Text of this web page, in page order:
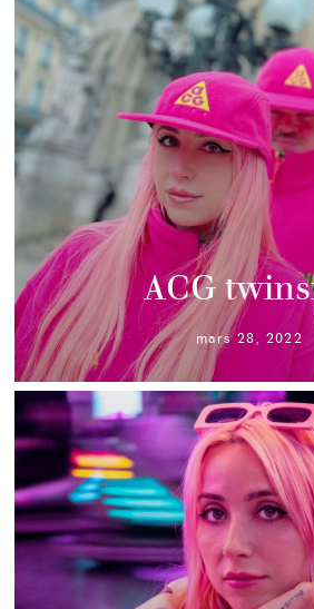
ACG
mars 28, 2022